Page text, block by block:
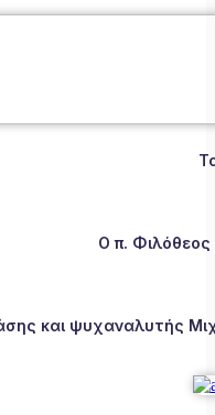
Ο π.
και ψυχαναλυτής